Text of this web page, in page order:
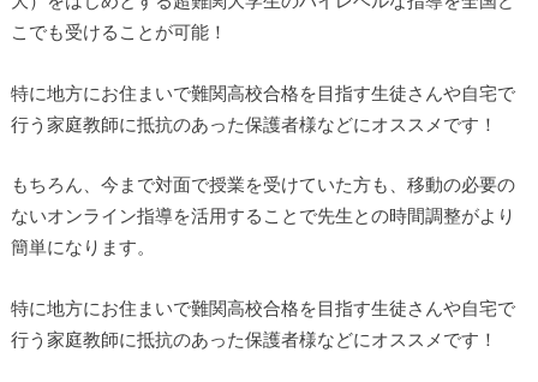
こでも受けることが可能！
特に地方にお住まいで難関高校合格を目指す生徒さんや自宅で
行う家庭教師に抵抗のあった保護者様などにオススメです！
もちろん、今まで対面で授業を受けていた方も、移動の必要の
ないオンライン指導を活用することで先生との時間調整がより
簡単になります。
特に地方にお住まいで難関高校合格を目指す生徒さんや自宅で
行う家庭教師に抵抗のあった保護者様などにオススメです！